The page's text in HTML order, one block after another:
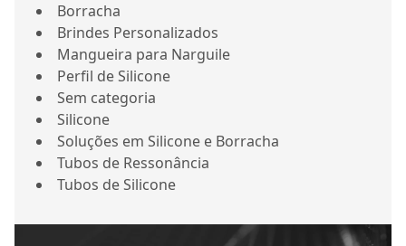
Borracha
Brindes Personalizados
Mangueira para Narguile
Perfil de Silicone
Sem categoria
Silicone
Soluções em Silicone e Borracha
Tubos de Ressonância
Tubos de Silicone